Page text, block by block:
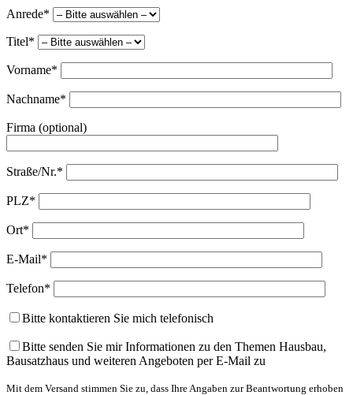
Anrede*
Titel*
Vorname*
Nachname*
Firma (optional)
Straße/Nr.*
PLZ*
Ort*
E-Mail*
Telefon*
Bitte kontaktieren Sie mich telefonisch
Bitte senden Sie mir Informationen zu den Themen Hausbau,
Bausatzhaus und weiteren Angeboten per E-Mail zu
Mit dem Versand stimmen Sie zu, dass Ihre Angaben zur Beantwortung erhoben